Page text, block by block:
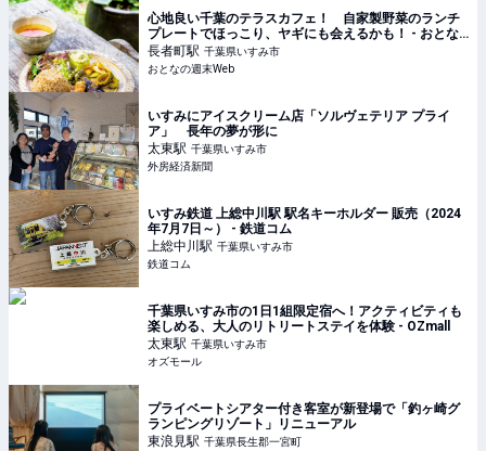
心地良い千葉のテラスカフェ！ 自家製野菜のランチ
プレートでほっこり、ヤギにも会えるかも！ - おとな
の週末Web
長者町駅 千葉県いすみ市
おとなの週末Web
いすみにアイスクリーム店「ソルヴェテリア プライ
ア」 長年の夢が形に
太東駅 千葉県いすみ市
外房経済新聞
いすみ鉄道 上総中川駅 駅名キーホルダー 販売（2024
年7月7日～） - 鉄道コム
上総中川駅 千葉県いすみ市
鉄道コム
千葉県いすみ市の1日1組限定宿へ！アクティビティも
楽しめる、大人のリトリートステイを体験 - OZmall
太東駅 千葉県いすみ市
オズモール
プライベートシアター付き客室が新登場で「釣ヶ崎グ
ランピングリゾート」リニューアル
東浪見駅 千葉県長生郡一宮町